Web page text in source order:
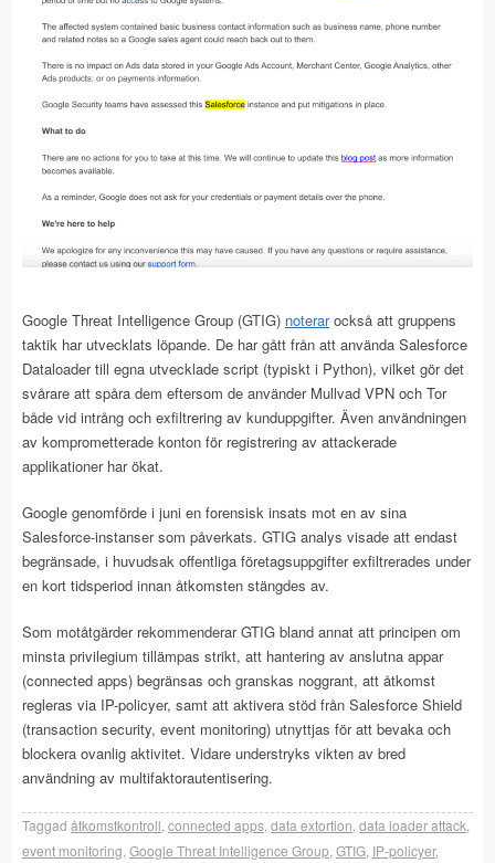
Google Threat Intelligence Group (GTIG) noterarockså att gruppens
taktik har utvecklats löpande. De har gått från att använda Salesforce
Dataloader till egna utvecklade script (typiskt i Python), vilket gör det
svårare att spåra dem eftersom de använder Mullvad VPN och Tor
både vid intrång och exfiltrering av kunduppgifter. Även användningen
av komprometterade konton för registrering av attackerade
applikationer har ökat.
Google genomförde i juni en forensisk insats mot en av sina
Salesforce-instanser som påverkats. GTIG analys visade att endast
begränsade, i huvudsak offentliga företagsuppgifter exfiltrerades under
en kort tidsperiod innan åtkomsten stängdes av.
Som motåtgärder rekommenderar GTIG bland annat att principen om
minsta privilegium tillämpas strikt, att hantering av anslutna appar
(connected apps) begränsas och granskas noggrant, att åtkomst
regleras via IP-policyer, samt att aktivera stöd från Salesforce Shield
(transaction security, event monitoring) utnyttjas för att bevaka och
blockera ovanlig aktivitet. Vidare understryks vikten av bred
användning av multifaktorautentisering.
Taggad åtkomstkontroll connected apps data extortion data loader attack
event monitoring Google Threat Intelligence Group GTIG IP-policyer,